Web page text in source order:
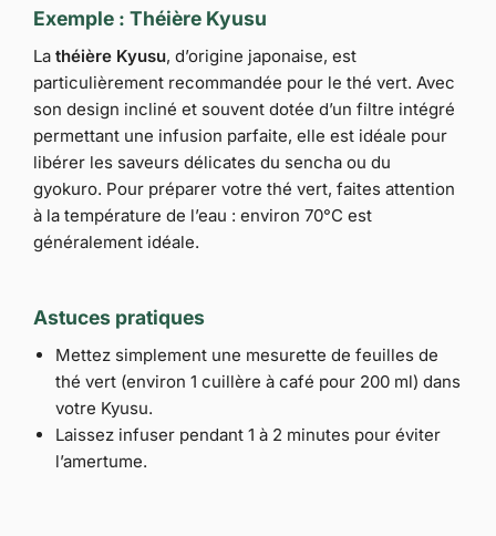
Exemple : Théière Kyusu
La théière Kyusu, d’origine japonaise, est
particulièrement recommandée pour le thé vert. Avec
son design incliné et souvent dotée d’un filtre intégré
permettant une infusion parfaite, elle est idéale pour
libérer les saveurs délicates du sencha ou du
gyokuro. Pour préparer votre thé vert, faites attention
à la température de l’eau : environ 70°C est
généralement idéale.
Astuces pratiques
Mettez simplement une mesurette de feuilles de
thé vert (environ 1 cuillère à café pour 200 ml) dans
votre Kyusu.
Laissez infuser pendant 1 à 2 minutes pour éviter
l’amertume.